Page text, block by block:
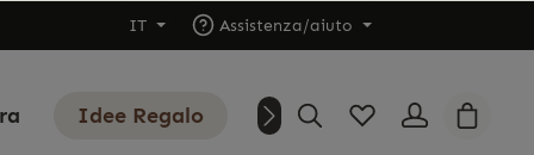
IT Assistenza/aiuto
Idee Regalo Outlet Chi siamo